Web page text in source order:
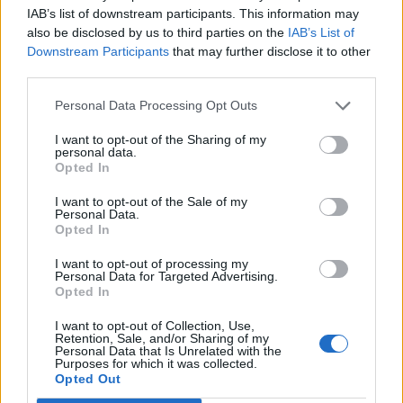
IAB’s list of downstream participants. This information may
also be disclosed by us to third parties on the IAB’s List of
Downstream Participants that may further disclose it to other
Personal Data Processing Opt Outs
I want to opt-out of the Sharing of my
personal data.
Opted In
I want to opt-out of the Sale of my
Personal Data.
Opted In
I want to opt-out of processing my
Personal Data for Targeted Advertising.
Opted In
I want to opt-out of Collection, Use,
Retention, Sale, and/or Sharing of my
Personal Data that Is Unrelated with the
Purposes for which it was collected.
Opted Out
Εμπορικό Σύλλογο Μυτιλήνης
Η γιορτή της τράτας ζωντάνεψε
ξανά στη Σκάλα Πολιχνίτου
Η αναπαράσταση του παλιού
αλιευτικού εθίμου, οι
παραδοσιακοί χοροί και η μουσική
γέμισαν το λιμάνι το βράδυ της 6ης
Αυγούστου
«Ένα βιβλίο, ένα χαμόγελο» για
τα παιδιά του Κοινωνικού
Φροντιστηρίου Μυτιλήνης
προσπάθειά τους – Ο Ματίν, παιδί
πρόσφυγας, πέρασε στη
Νοσηλευτική του Αριστοτελείου
Πανεπιστημίου Θεσσαλονίκης